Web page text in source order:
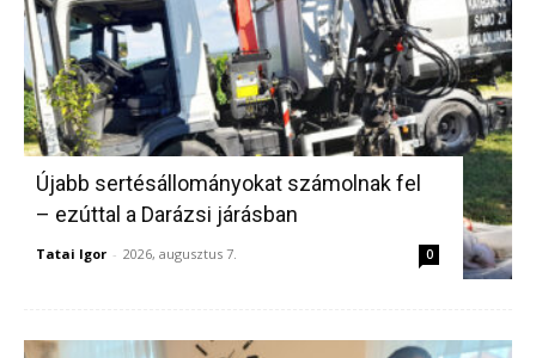
Újabb sertésállományokat számolnak fel
– ezúttal a Darázsi járásban
Tatai Igor - 2026, augusztus 7. 0